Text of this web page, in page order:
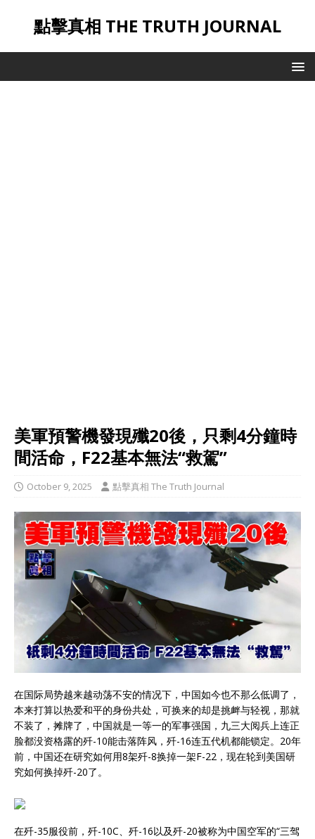
點擊真相 THE TRUTH JOURNAL
美軍預警機發現殲20後，只剩4分鐘時
間活命，F22基本無法“救駕”
October 9, 2025 點擊真相 The Truth Journal
在国际局势越来越动荡不安的情况下，中国如今也不那么低调了，
本来打算以热爱和平的身份共处，可换来的却是挑衅与轻视，那就
不装了，摊牌了，中国就是一等一的军事强国，九三大阅兵上连正
脸都没资格露的歼-10能击落阵风，歼-16连五代机都能锁定。20年
前，中国还在研究如何用8架歼-8换掉一架F-22，现在轮到美国研
究如何换掉歼-20了。
在歼-35服役前，歼-10C、歼-16以及歼-20被称为中国空军的“三驾